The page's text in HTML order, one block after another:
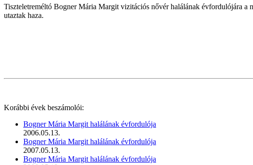
Tiszteletreméltó Bogner Mária Margit vizitációs nővér halálának évfordulójára a
utaztak haza.
Korábbi évek beszámolói:
Bogner Mária Margit halálának évfordulója
2006.05.13.
Bogner Mária Margit halálának évfordulója
2007.05.13.
Bogner Mária Margit halálának évfordulója